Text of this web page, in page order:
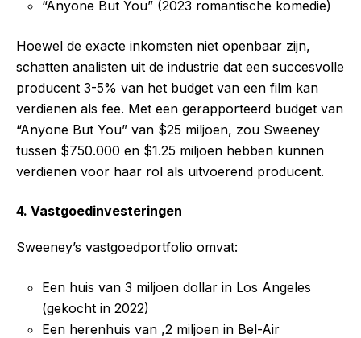
“Anyone But You” (2023 romantische komedie)
Hoewel de exacte inkomsten niet openbaar zijn,
schatten analisten uit de industrie dat een succesvolle
producent 3-5% van het budget van een film kan
verdienen als fee. Met een gerapporteerd budget van
“Anyone But You” van $25 miljoen, zou Sweeney
tussen $750.000 en $1.25 miljoen hebben kunnen
verdienen voor haar rol als uitvoerend producent.
4. Vastgoedinvesteringen
Sweeney’s vastgoedportfolio omvat:
Een huis van 3 miljoen dollar in Los Angeles
(gekocht in 2022)
Een herenhuis van ,2 miljoen in Bel-Air